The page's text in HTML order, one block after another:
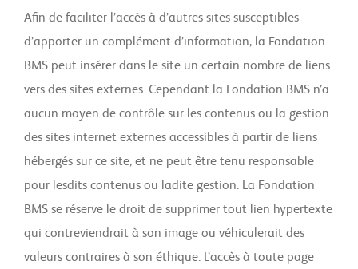
Afin de faciliter l’accès à d’autres sites susceptibles
d’apporter un complément d’information, la Fondation
BMS peut insérer dans le site un certain nombre de liens
vers des sites externes. Cependant la Fondation BMS n’a
aucun moyen de contrôle sur les contenus ou la gestion
des sites internet externes accessibles à partir de liens
hébergés sur ce site, et ne peut être tenu responsable
pour lesdits contenus ou ladite gestion. La Fondation
BMS se réserve le droit de supprimer tout lien hypertexte
qui contreviendrait à son image ou véhiculerait des
valeurs contraires à son éthique. L’accès à toute page